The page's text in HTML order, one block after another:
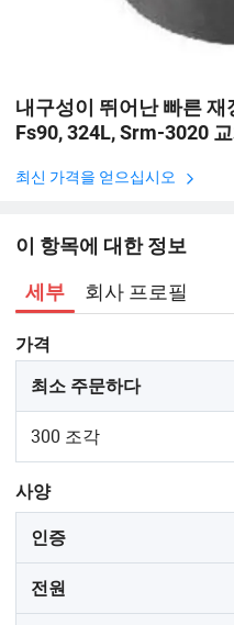
내구성이 뛰어난 빠른
Fs90, 324L, Srm-3020
최신 가격을 얻으십시오
이 항목에 대한 정보
세부 회사 프로필
가격
최소 주문하다
300 조각
사양
인증
전원